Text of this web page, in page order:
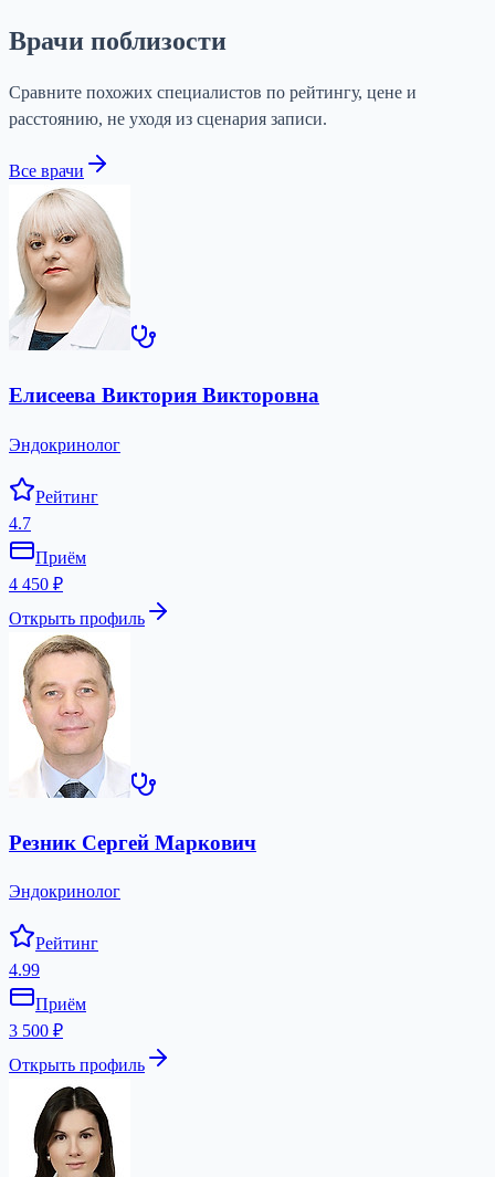
Врачи поблизости
Сравните похожих специалистов по рейтингу, цене и
расстоянию, не уходя из сценария записи.
Все врачи
Елисеева Виктория Викторовна
Эндокринолог
Рейтинг
4.7
Приём
4 450 ₽
Открыть профиль
Резник Сергей Маркович
Эндокринолог
Рейтинг
4.99
Приём
3 500 ₽
Открыть профиль